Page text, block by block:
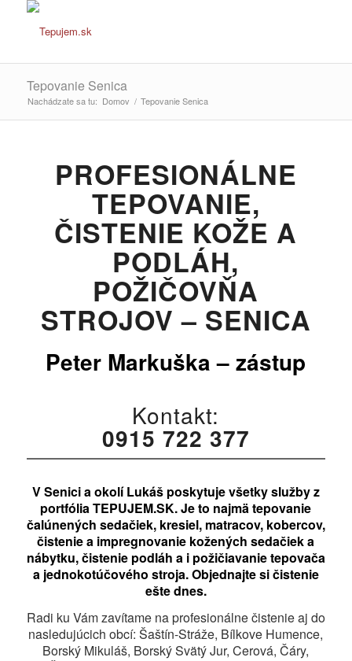
Tepovanie Senica
Nachádzate sa tu: Domov / Tepovanie Senica
PROFESIONÁLNE
TEPOVANIE,
ČISTENIE KOŽE A
PODLÁH,
POŽIČOVŇA
STROJOV – SENICA
Peter Markuška – zástup
Kontakt:
0915 722 377
V Senici a okolí Lukáš poskytuje všetky služby z
portfólia TEPUJEM.SK. Je to najmä tepovanie
čalúnených sedačiek, kresiel, matracov, kobercov,
čistenie a impregnovanie kožených sedačiek a
nábytku, čistenie podláh a i požičiavanie tepovača
a jednokotúčového stroja. Objednajte si čistenie
ešte dnes.
Radi ku Vám zavítame na profesionálne čistenie aj do
nasledujúcich obcí: Šaštín-Stráže, Bílkove Humence,
Borský Mikuláš, Borský Svätý Jur, Cerová, Čáry,